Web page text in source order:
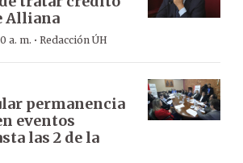
Alliana
a. m. · Redacción ÚH
permanencia
eventos
las 2 de la